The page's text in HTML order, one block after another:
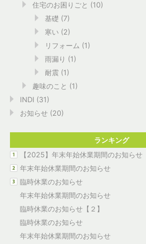
住宅のお困りごと (10)
基礎 (7)
寒い (2)
リフォーム (1)
雨漏り (1)
耐震 (1)
趣味のこと (1)
INDI (31)
お知らせ (20)
ランキング
【2025】年末年始休業期間のお知らせ
年末年始休業期間のお知らせ
臨時休業のお知らせ
年末年始休業期間のお知らせ
臨時休業のお知らせ【２】
臨時休業のお知らせ
年末年始休業期間のお知らせ